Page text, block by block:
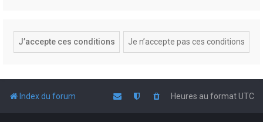
Index du forum Heures au formatUTC